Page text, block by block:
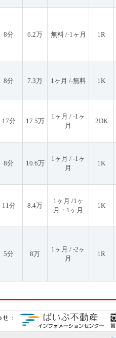
8分 6.2万 無料 /-1ヶ月 1R
8分 7.3万 1ヶ月 /-無料 1K
17分 17.5万
1ヶ月 / -1ヶ
月
2DK
8分 10.6万
1ヶ月 / -1ヶ
月
1K
11分 8.4万
1ヶ月 /1ヶ
月・1ヶ月
1K
5分 8万
1ヶ月 / -2ヶ
月
1R